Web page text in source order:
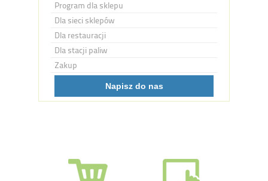
Program dla sklepu
Dla sieci sklepów
Dla restauracji
Dla stacji paliw
Zakup
Napisz do nas